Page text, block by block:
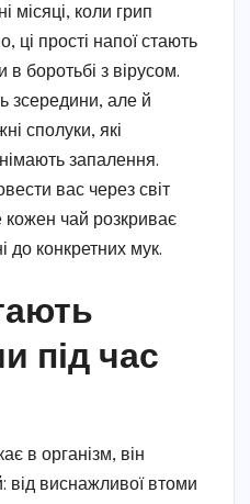
місяці, коли грип
ці прості напої стають
боротьбі з вірусом.
зсередини, але й
сполуки, які
запалення.
вас через світ
кожен чай розкриває
до конкретних мук.
під час
в організм, він
від виснажливої втоми